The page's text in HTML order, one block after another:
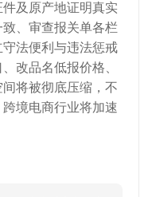
及原产地证明真实
、审查报关单各栏
法便利与违法惩戒
改品名低报价格、
将被彻底压缩，不
境电商行业将加速